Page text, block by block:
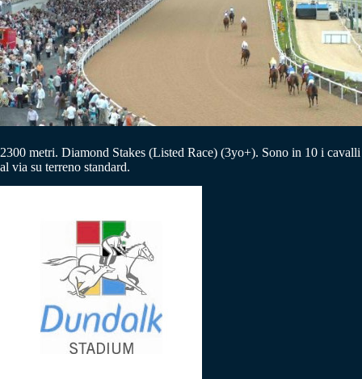
2300 metri. Diamond Stakes (Listed Race) (3yo+). Sono in 10 i cavalli
al via su terreno standard.